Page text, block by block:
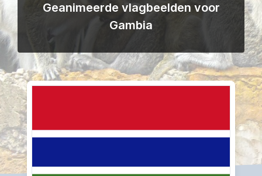
Geanimeerde vlagbeelden voor
Gambia